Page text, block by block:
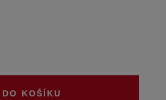
DO KOŠÍKU